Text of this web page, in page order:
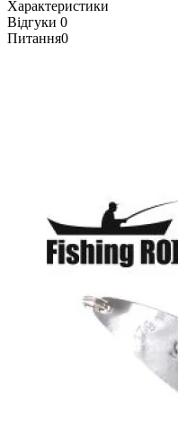
Характеристики
Відгуки 0
Питання0